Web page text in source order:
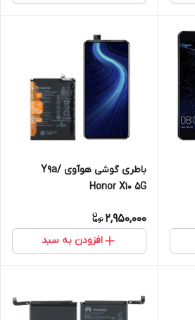
باطری گوشی هوآوی Y9a/
Honor X10 5G
2,950,000
افزودن به سبد